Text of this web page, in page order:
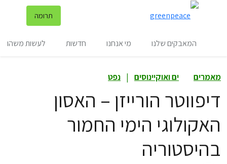
תרומה
המאבקים שלנו מי אנחנו חדשות לעשות משהו
מאמרים ים ואוקיינוסים | נפט
דיפווטר הורייזן – האסון
האקולוגי הימי החמור
בהיסטוריה